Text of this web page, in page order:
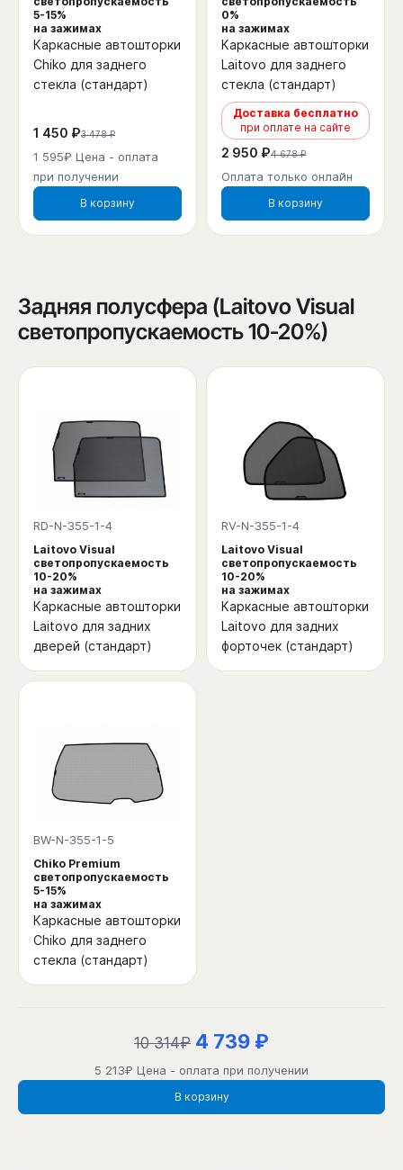
5-15%
на зажимах
Каркасные автошторки
Chiko для заднего
стекла (стандарт)
1 450 ₽3 478 ₽
1 595₽ Цена - оплата
при получении
В корзину
0%
на зажимах
Каркасные автошторки
Laitovo для заднего
стекла (стандарт)
Доставка бесплатно
при оплате на сайте
2 950 ₽4 678 ₽
Оплата только онлайн
В корзину
Задняя полусфера (Laitovo Visual
светопропускаемость 10-20%)
RD-N-355-1-4
Laitovo Visual
светопропускаемость
10-20%
на зажимах
Каркасные автошторки
Laitovo для задних
дверей (стандарт)
RV-N-355-1-4
Laitovo Visual
светопропускаемость
10-20%
на зажимах
Каркасные автошторки
Laitovo для задних
форточек (стандарт)
BW-N-355-1-5
Chiko Premium
светопропускаемость
5-15%
на зажимах
Каркасные автошторки
Chiko для заднего
стекла (стандарт)
10 314₽ 4 739 ₽
5 213₽ Цена - оплата при получении
В корзину